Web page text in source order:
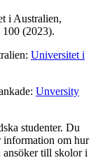
i Australien,
100 (2023).
Universitet i
Unversity
studenter. Du
information om hur
ansöker till skolor i